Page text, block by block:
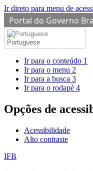
Ir direto para menu de
Portal do Governo
Portuguese
Ir para o conteúdo 1
Ir para o menu 2
Ir para a busca 3
Ir para o rodapé 4
Opções de
Acessibilidade
Alto contraste
IFB